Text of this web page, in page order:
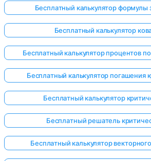
Бесплатный калькулятор формулы
Бесплатный калькулятор
Бесплатный калькулятор процентов
Бесплатный калькулятор погашения
Бесплатный калькулятор
Бесплатный решатель
Бесплатный калькулятор